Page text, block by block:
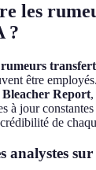
les
?
rumeurs
être
Bleacher Report
à jour
de
analystes sur